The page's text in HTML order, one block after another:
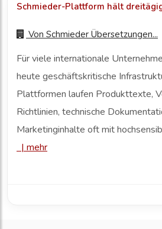
Schmieder-Plattform hält
Von Schmieder Übersetzungen...
Für viele internationale
heute geschäftskritische
Plattformen laufen Produkttexte,
Richtlinien, technische
Marketinginhalte oft mit
| mehr